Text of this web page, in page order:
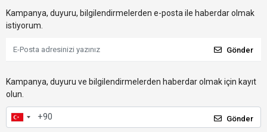
Kampanya, duyuru, bilgilendirmelerden e-posta ile haberdar olmak
istiyorum.
Gönder
Kampanya, duyuru ve bilgilendirmelerden haberdar olmak için kayıt
olun.
Gönder